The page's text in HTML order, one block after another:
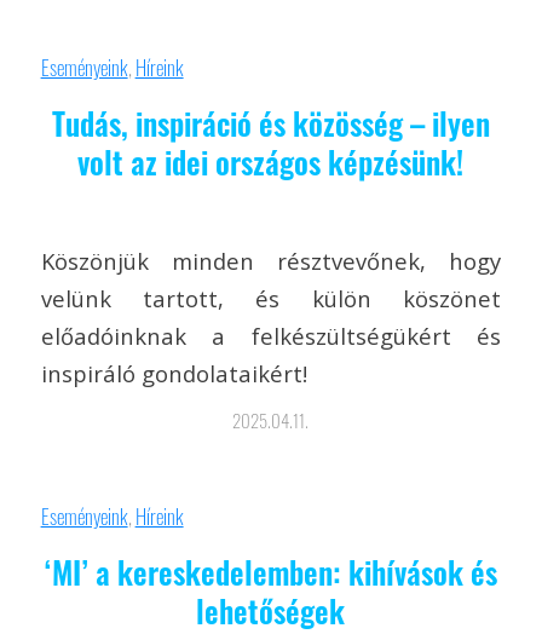
Eseményeink, Híreink
Tudás, inspiráció és közösség – ilyen
volt az idei országos képzésünk!
Köszönjük minden résztvevőnek, hogy
velünk tartott, és külön köszönet
előadóinknak a felkészültségükért és
inspiráló gondolataikért!
2025.04.11.
Eseményeink, Híreink
‘MI’ a kereskedelemben: kihívások és
lehetőségek